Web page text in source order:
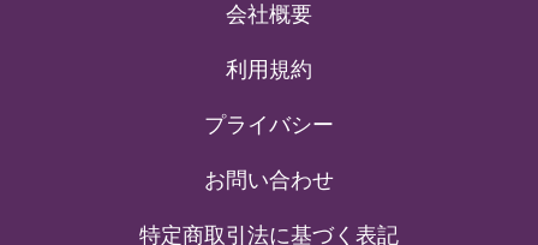
会社概要
利用規約
プライバシー
お問い合わせ
特定商取引法に基づく表記